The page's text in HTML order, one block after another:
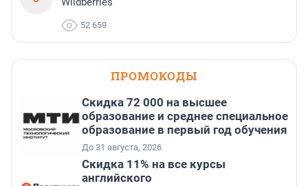
52 659
ПРОМОКОДЫ
Скидка 72 000 на высшее
образование и среднее специальное
образование в первый год обучения
До 31 августа, 2026
Скидка 11% на все курсы
английского